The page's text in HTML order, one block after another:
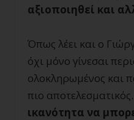
αξιοποιηθεί και
Όπως λέει και ο
όχι μόνο γίνεσαι
ολοκληρωμένος και
πιο αποτελεσματικός.
ικανότητα να